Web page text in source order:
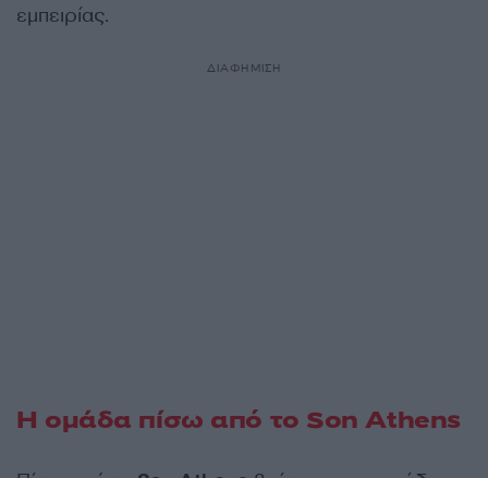
εμπειρίας.
ΔΙΑΦΗΜΙΣΗ
Η ομάδα πίσω από το Son Athens